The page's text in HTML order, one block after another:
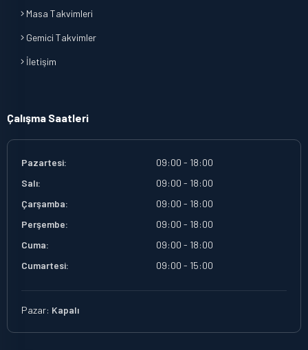
Masa Takvimleri
Gemici Takvimler
İletişim
Çalışma Saatleri
Pazartesi:
09:00 - 18:00
Salı:
09:00 - 18:00
Çarşamba:
09:00 - 18:00
Perşembe:
09:00 - 18:00
Cuma:
09:00 - 18:00
Cumartesi:
09:00 - 15:00
Pazar: Kapalı